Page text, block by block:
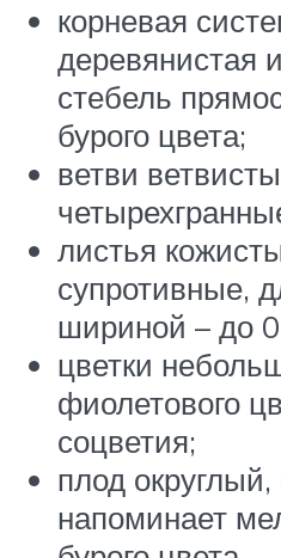
корневая
деревянистая
стебель
бурого цвета;
ветви
листья
супротивные,
шириной – до
цветки
фиолетового
соцветия;
плод
напоминает